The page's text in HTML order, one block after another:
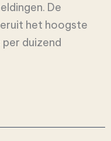
De
het hoogste
duizend